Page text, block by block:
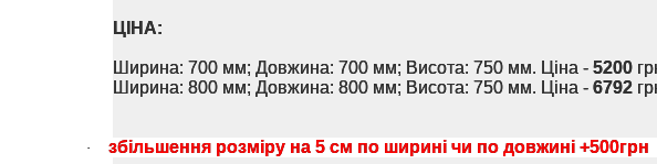
ЦІНА:
Ширина: 700 мм; Довжина: 700 мм; Висота: 750 мм. Ціна - 5200
Ширина: 800 мм; Довжина: 800 мм; Висота: 750 мм. Ціна - 6792
· збільшення розміру на 5 см по ширині чи по довжині +500грн